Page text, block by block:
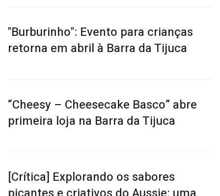
"Burburinho": Evento para crianças
retorna em abril à Barra da Tijuca
“Cheesy – Cheesecake Basco” abre
primeira loja na Barra da Tijuca
[Crítica] Explorando os sabores